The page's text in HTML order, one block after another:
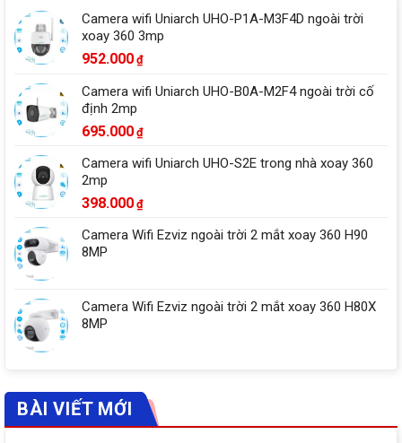
Camera wifi Uniarch UHO-P1A-M3F4D ngoài trời
xoay 360 3mp
952.000 ₫
Camera wifi Uniarch UHO-B0A-M2F4 ngoài trời cố
định 2mp
695.000 ₫
Camera wifi Uniarch UHO-S2E trong nhà xoay 360
2mp
398.000 ₫
Camera Wifi Ezviz ngoài trời 2 mắt xoay 360 H90
8MP
Camera Wifi Ezviz ngoài trời 2 mắt xoay 360 H80X
8MP
BÀI VIẾT MỚI